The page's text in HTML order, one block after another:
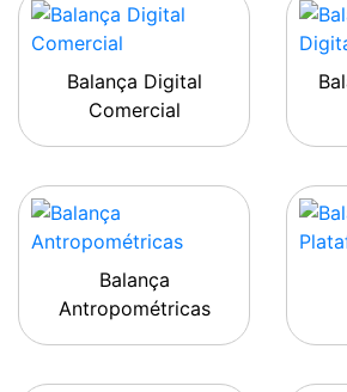
Balança Digital
Comercial
Balança
Antropométricas